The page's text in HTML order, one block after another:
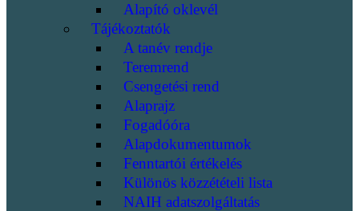
Alapító oklevél
Tájékoztatók
A tanév rendje
Teremrend
Csengetési rend
Alaprajz
Fogadóóra
Alapdokumentumok
Fenntartói értékelés
Különös közzétételi lista
NAIH adatszolgáltatás